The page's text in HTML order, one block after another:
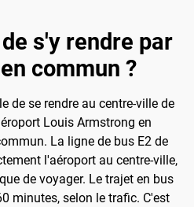
s'y rendre par
commun ?
de se rendre au centre-ville de
Louis Armstrong en
La ligne de bus E2 de
l'aéroport au centre-ville,
de voyager. Le trajet en bus
minutes, selon le trafic. C'est